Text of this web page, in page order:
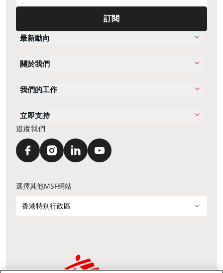
訂閱
最新動向
關於我們
我們的工作
立即支持
追蹤我們
選擇其他MSF網站
香港特別行政區